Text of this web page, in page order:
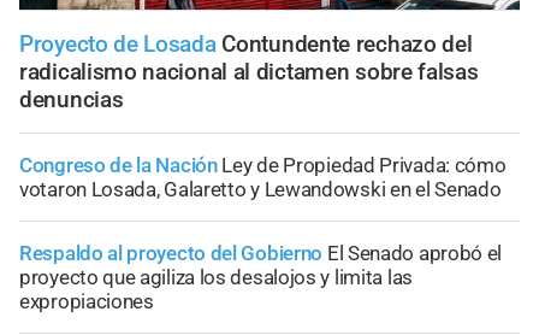
Proyecto de Losada Contundente rechazo del
radicalismo nacional al dictamen sobre falsas
denuncias
Congreso de la Nación Ley de Propiedad Privada: cómo
votaron Losada, Galaretto y Lewandowski en el Senado
Respaldo al proyecto del Gobierno El Senado aprobó el
proyecto que agiliza los desalojos y limita las
expropiaciones